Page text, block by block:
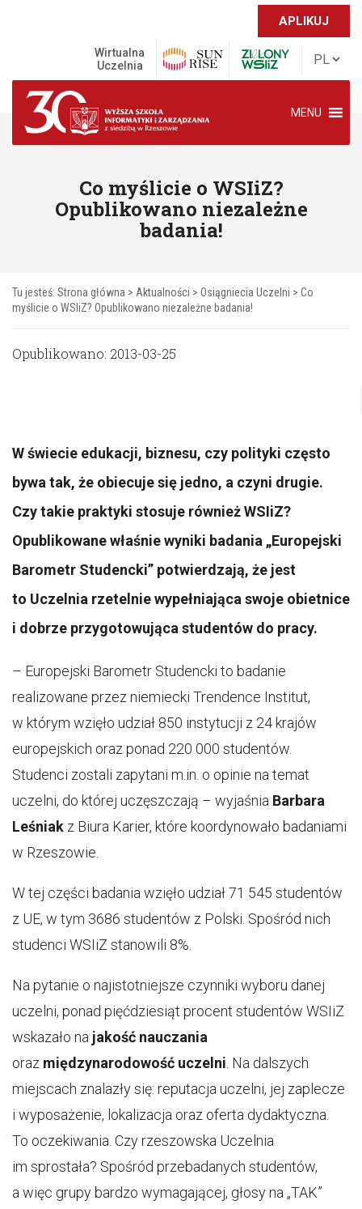
APLIKUJ
Wirtualna
Uczelnia
MENU
Co myślicie o WSIiZ?
Opublikowano niezależne
badania!
Tu jesteś: Strona główna > Aktualności > Osiągniecia Uczelni > Co
myślicie o WSIiZ? Opublikowano niezależne badania!
Opublikowano: 2013-03-25
W świecie edukacji, biznesu, czy polityki często
bywa tak, że obiecuje się jedno, a czyni drugie.
Czy takie praktyki stosuje również WSIiZ?
Opublikowane właśnie wyniki badania „Europejski
Barometr Studencki” potwierdzają, że jest
to Uczelnia rzetelnie wypełniająca swoje obietnice
i dobrze przygotowująca studentów do pracy.
– Europejski Barometr Studencki to badanie
realizowane przez niemiecki Trendence Institut,
w którym wzięło udział 850 instytucji z 24 krajów
europejskich oraz ponad 220 000 studentów.
Studenci zostali zapytani m.in. o opinie na temat
uczelni, do której uczęszczają – wyjaśnia Barbara
Leśniak z Biura Karier, które koordynowało badaniami
w Rzeszowie.
W tej części badania wzięło udział 71 545 studentów
z UE, w tym 3686 studentów z Polski. Spośród nich
studenci WSIiZ stanowili 8%.
Na pytanie o najistotniejsze czynniki wyboru danej
uczelni, ponad pięćdziesiąt procent studentów WSIiZ
wskazało na jakość nauczania
oraz międzynarodowość uczelni . Na dalszych
miejscach znalazły się: reputacja uczelni, jej zaplecze
i wyposażenie, lokalizacja oraz oferta dydaktyczna.
To oczekiwania. Czy rzeszowska Uczelnia
im sprostała? Spośród przebadanych studentów,
a więc grupy bardzo wymagającej, głosy na „TAK”